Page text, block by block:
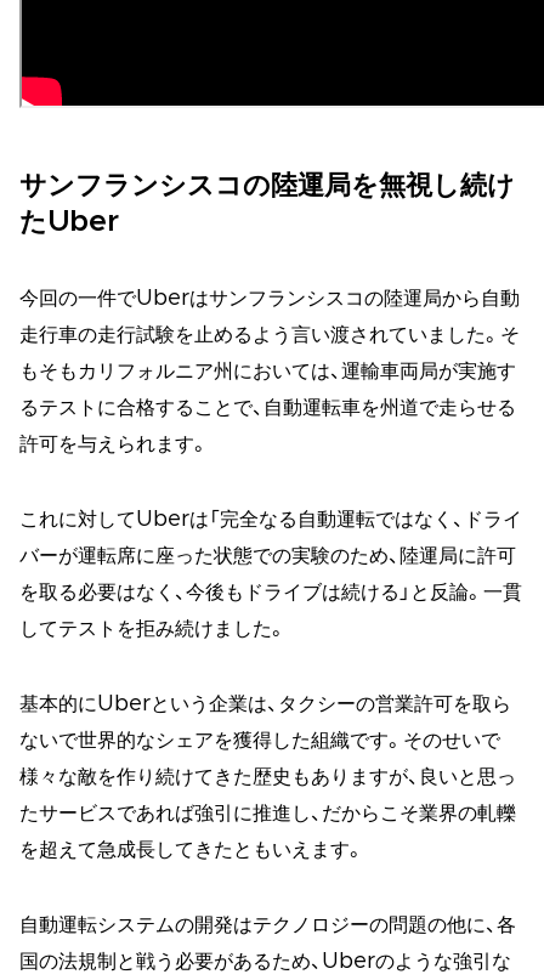
サンフランシスコの陸運局を無視し続け
たUber
今回の一件でUberはサンフランシスコの陸運局から自動
走行車の走行試験を止めるよう言い渡されていました。そ
もそもカリフォルニア州においては、運輸車両局が実施す
るテストに合格することで、自動運転車を州道で走らせる
許可を与えられます。
これに対してUberは「完全なる自動運転ではなく、ドライ
バーが運転席に座った状態での実験のため、陸運局に許可
を取る必要はなく、今後もドライブは続ける」と反論。一貫
してテストを拒み続けました。
基本的にUberという企業は、タクシーの営業許可を取ら
ないで世界的なシェアを獲得した組織です。そのせいで
様々な敵を作り続けてきた歴史もありますが、良いと思っ
たサービスであれば強引に推進し、だからこそ業界の軋轢
を超えて急成長してきたともいえます。
自動運転システムの開発はテクノロジーの問題の他に、各
国の法規制と戦う必要があるため、Uberのような強引な